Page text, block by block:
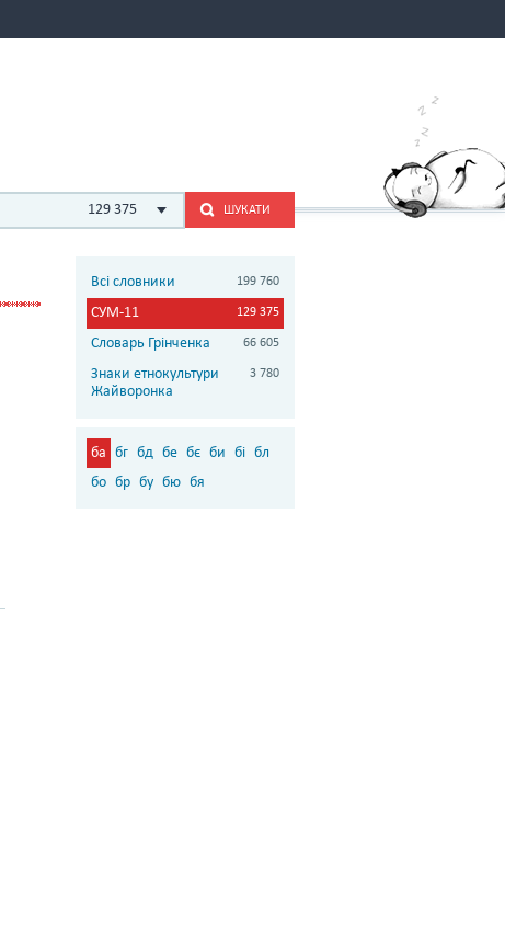
129 375 ШУКАТИ
Всі словники 199 760
СУМ-11 129 375
Словарь Грінченка 66 605
Знаки етнокультури
Жайворонка
3 780
ба бг бд бе бє би бі бл
бо бр бу бю бя